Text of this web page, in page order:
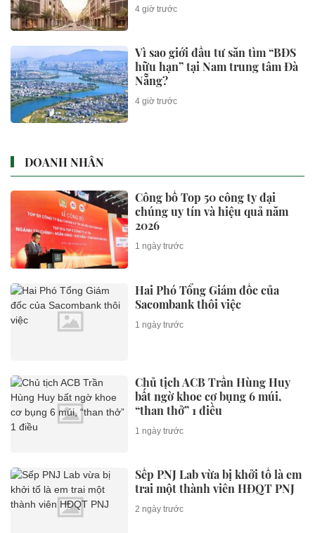
4 giờ trước
Vì sao giới đầu tư săn tìm “BĐS
hữu hạn” tại Nam trung tâm Đà
Nẵng?
4 giờ trước
DOANH NHÂN
Công bố Top 50 công ty đại
chúng uy tín và hiệu quả năm
2026
1 ngày trước
Hai Phó Tổng Giám đốc của
Sacombank thôi việc
1 ngày trước
Chủ tịch ACB Trần Hùng Huy
bất ngờ khoe cơ bụng 6 múi,
“than thở” 1 điều
1 ngày trước
Sếp PNJ Lab vừa bị khởi tố là em
trai một thành viên HĐQT PNJ
2 ngày trước